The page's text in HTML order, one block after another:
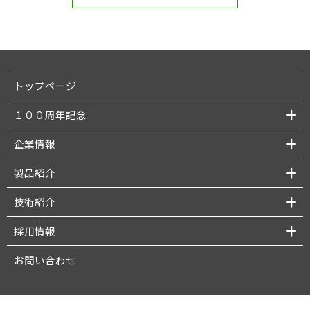
トップページ
１００周年記念
企業情報
製品紹介
技術紹介
採用情報
お問い合わせ